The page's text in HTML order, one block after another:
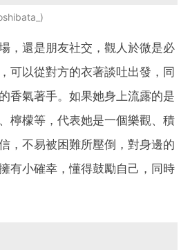
，還是朋友社交，觀人於微是必
可以從對方的衣著談吐出發，同
香氣著手。如果她身上流露的是
檸檬等，代表她是一個樂觀、積
，不易被困難所壓倒，對身邊的
有小確幸，懂得鼓勵自己，同時